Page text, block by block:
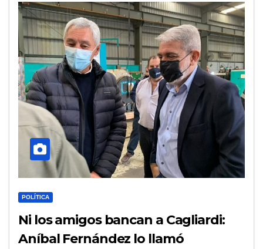
POLÍTICA
Ni los amigos bancan a Cagliardi:
Aníbal Fernández lo llamó